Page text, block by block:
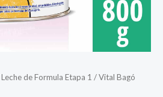
Leche de Formula Etapa 1 / Vital Bagó